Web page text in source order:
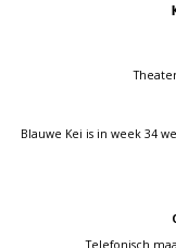
Blauwe Kei is in week 34
Telefonisch